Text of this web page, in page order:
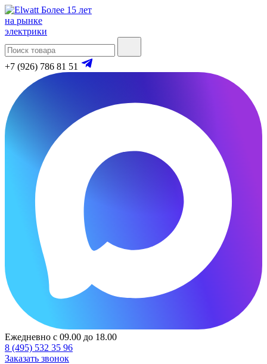
Более 15 лет
на рынке
электрики
+7 (926) 786 81 51
Ежедневно с 09.00 до 18.00
8 (495) 532 35 96
Заказать звонок